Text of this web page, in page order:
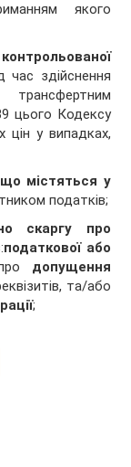
якого
час здійснення
цього Кодексу
цін у випадках,
містяться у
податків;
скаргу
про
податкової або
допущення
та/або
;